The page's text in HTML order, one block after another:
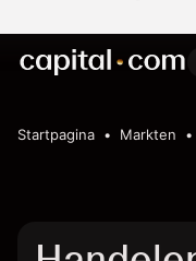
Startpagina Markten